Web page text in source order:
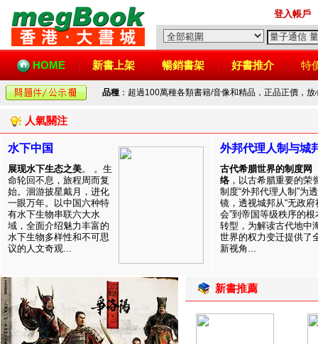
登入帳戶
HOME 新書上架 暢銷書架 好書推介 特
品種 ：超過100萬種各類書籍/音像和精品，正品正價，
人氣關注
水下中国
展现水下生态之美。 。生
命轮回不息，旅程周而复
始。洄游披星戴月，进化
一眼万年。以中国六种特
有水下生物串联六大水
域，全面介绍魅力丰富的
水下生物多样性和不可思
议的人文奇观...
外邦代理人制与城
古代希腊世界的制度网
络 ，以古希腊重要的荣
制度“外邦代理人制”为透
镜，透视城邦从“无政府
会”到帝国等级秩序的根
转型，为解读古代地中
世界的权力变迁提供了
新视角...
新書推薦